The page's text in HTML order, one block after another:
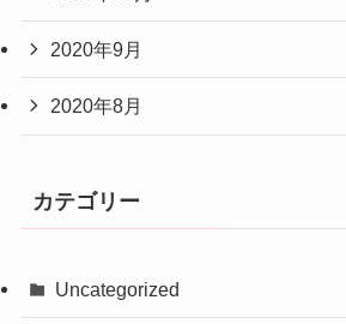
2020年9月
2020年8月
カテゴリー
Uncategorized